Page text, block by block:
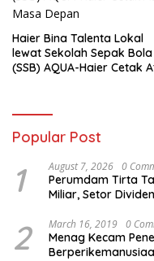
Haier Bina Talenta Lokal
lewat Sekolah Sepak Bola
(SSB) AQUA-Haier Cetak
Popular Post
1 August 7, 2026 0
Perumdam Tirta
Miliar, Setor
2 March 16, 2019 0
Menag Kecam